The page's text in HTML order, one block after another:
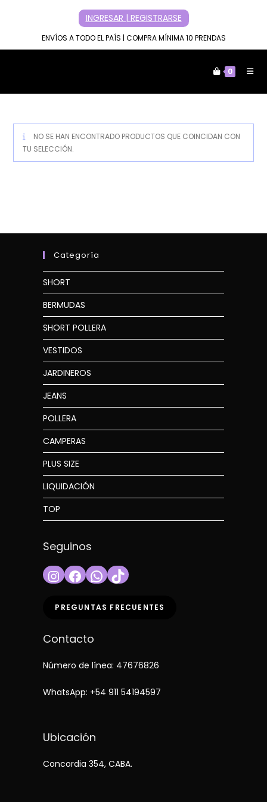
contenido
INGRESAR | REGISTRARSE
ENVÍOS A TODO EL PAÍS | COMPRA MÍNIMA 10 PRENDAS
0
NO SE HAN ENCONTRADO PRODUCTOS QUE COINCIDAN CON
TU SELECCIÓN.
Categoría
SHORT
BERMUDAS
SHORT POLLERA
VESTIDOS
JARDINEROS
JEANS
POLLERA
CAMPERAS
PLUS SIZE
LIQUIDACIÓN
TOP
Seguinos
InstagramFacebookWhatsApp
TikTok
PREGUNTAS FRECUENTES
Contacto
Número de línea: 47676826
WhatsApp: +54 911 54194597
Ubicación
Concordia 354, CABA.